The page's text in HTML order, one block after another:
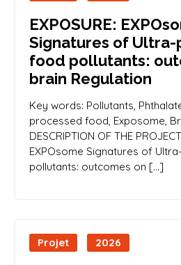
EXPOSURE:
Signatures of
food pollutants:
brain Regulation
Key words: Pollutants,
processed food, Exposome,
DESCRIPTION OF THE
EXPOsome Signatures of
pollutants: outcomes on […]
Projet 2026